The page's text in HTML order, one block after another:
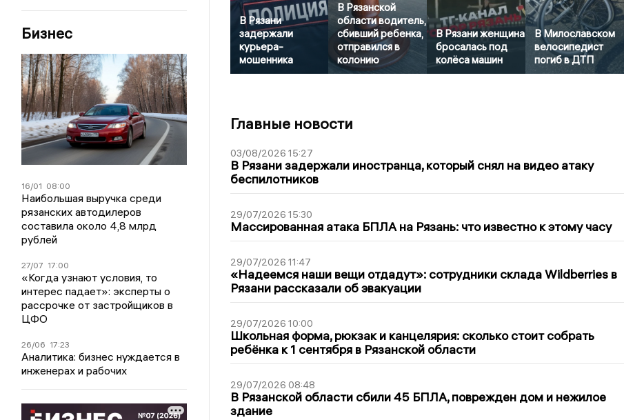
Бизнес
16/01 08:00
Наибольшая выручка среди
рязанских автодилеров
составила около 4,8 млрд
рублей
27/07 17:00
«Когда узнают условия, то
интерес падает»: эксперты о
рассрочке от застройщиков в
ЦФО
26/06 17:23
Аналитика: бизнес нуждается в
инженерах и рабочих
В Рязани
задержали
курьера-
мошенника
В Рязанской
области водитель,
сбивший ребенка,
отправился в
колонию
В Рязани женщина
бросалась под
колёса машин
В Милославском
велосипедист
погиб в ДТП
Главные новости
03/08/2026 15:27
В Рязани задержали иностранца, который снял на видео атаку
беспилотников
29/07/2026 15:30
Массированная атака БПЛА на Рязань: что известно к этому часу
29/07/2026 11:47
«Надеемся наши вещи отдадут»: сотрудники склада Wildberries в
Рязани рассказали об эвакуации
29/07/2026 10:00
Школьная форма, рюкзак и канцелярия: сколько стоит собрать
ребёнка к 1 сентября в Рязанской области
29/07/2026 08:48
В Рязанской области сбили 45 БПЛА, поврежден дом и нежилое
здание